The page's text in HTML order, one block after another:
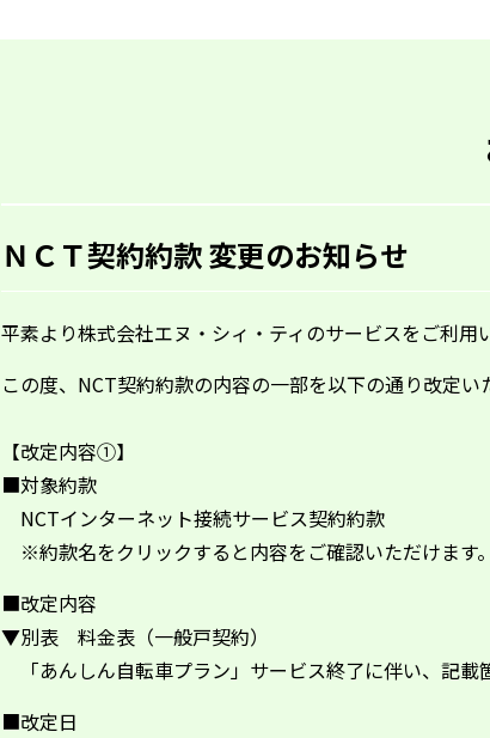
ＮＣＴ契約約款 変更のお知らせ
平素より株式会社エヌ・シィ・ティのサービスをご利用
この度、NCT契約約款の内容の一部を以下の通り改定い
【改定内容①】
■対象約款
NCTインターネット接続サービス契約約款
※約款名をクリックすると内容をご確認いただけます。
■改定内容
▼別表 料金表（一般戸契約）
「あんしん自転車プラン」サービス終了に伴い、記載
■改定日